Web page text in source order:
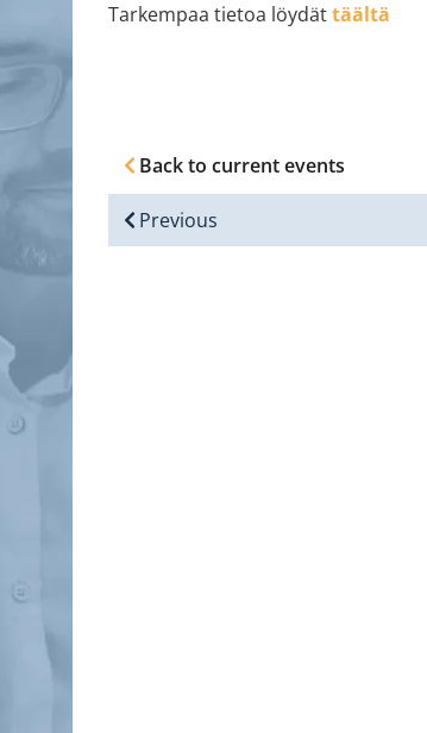
Tarkempaa tietoa löydättäältä
Back to current events
Previous